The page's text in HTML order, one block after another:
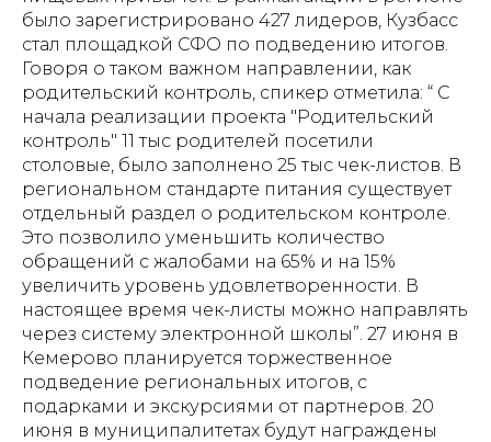
было зарегистрировано 427 лидеров, Кузбасс
стал площадкой СФО по подведению итогов.
Говоря о таком важном направлении, как
родительский контроль, спикер отметила: “ С
начала реализации проекта "Родительский
контроль" 11 тыс родителей посетили
столовые, было заполнено 25 тыс чек-листов. В
региональном стандарте питания существует
отдельный раздел о родительском контроле.
Это позволило уменьшить количество
обращений с жалобами на 65% и на 15%
увеличить уровень удовлетворенности. В
настоящее время чек-листы можно направлять
через систему электронной школы”. 27 июня в
Кемерово планируется торжественное
подведение региональных итогов, с
подарками и экскурсиями от партнеров. 20
июня в муниципалитетах будут награждены